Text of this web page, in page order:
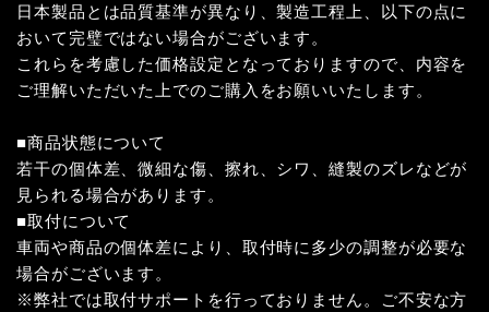
日本製品とは品質基準が異なり、製造工程上、以下の点に
おいて完璧ではない場合がございます。
これらを考慮した価格設定となっておりますので、内容を
ご理解いただいた上でのご購入をお願いいたします。
■商品状態について
若干の個体差、微細な傷、擦れ、シワ、縫製のズレなどが
見られる場合があります。
■取付について
車両や商品の個体差により、取付時に多少の調整が必要な
場合がございます。
※弊社では取付サポートを行っておりません。ご不安な方